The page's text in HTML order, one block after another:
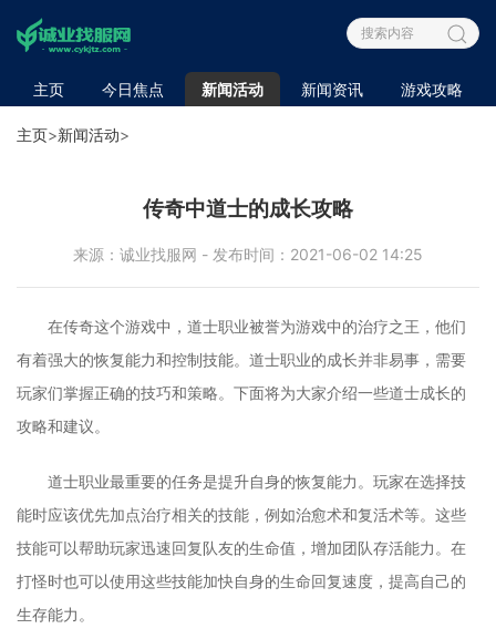
主页 今日焦点 新闻活动 新闻资讯 游戏攻略
主页>新闻活动>
传奇中道士的成长攻略
来源：诚业找服网 - 发布时间：2021-06-02 14:25
在传奇这个游戏中，道士职业被誉为游戏中的治疗之王，他们
有着强大的恢复能力和控制技能。道士职业的成长并非易事，需要
玩家们掌握正确的技巧和策略。下面将为大家介绍一些道士成长的
攻略和建议。
道士职业最重要的任务是提升自身的恢复能力。玩家在选择技
能时应该优先加点治疗相关的技能，例如治愈术和复活术等。这些
技能可以帮助玩家迅速回复队友的生命值，增加团队存活能力。在
打怪时也可以使用这些技能加快自身的生命回复速度，提高自己的
生存能力。